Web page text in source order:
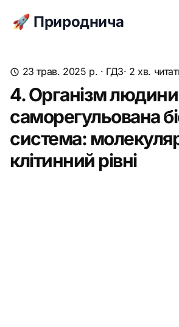
🚀 Природнича
23 трав. 2025 р. · ГДЗ· 2 хв.
4. Організм
саморегульована
система:
клітинний рівні